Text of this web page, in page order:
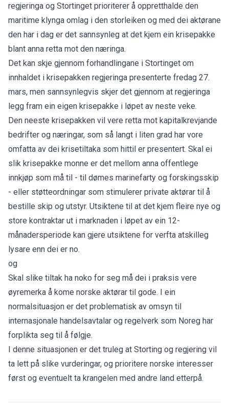
regjeringa og Stortinget prioriterer å oppretthalde den
maritime klynga omlag i den storleiken og med dei aktørane
den har i dag er det sannsynleg at det kjem ein krisepakke
blant anna retta mot den næringa.
Det kan skje gjennom forhandlingane i Stortinget om
innhaldet i krisepakken regjeringa presenterte fredag 27.
mars, men sannsynlegvis skjer det gjennom at regjeringa
legg fram ein eigen krisepakke i løpet av neste veke.
Den neeste krisepakken vil vere retta mot kapitalkrevjande
bedrifter og næringar, som så langt i liten grad har vore
omfatta av dei krisetiltaka som hittil er presentert. Skal ei
slik krisepakke monne er det mellom anna offentlege
innkjøp som må til - til dømes marinefarty og forskingsskip
- eller støtteordningar som stimulerer private aktørar til å
bestille skip og utstyr. Utsiktene til at det kjem fleire nye og
store kontraktar ut i marknaden i løpet av ein 12-
månadersperiode kan gjere utsiktene for verfta atskilleg
lysare enn dei er no.
og
Skal slike tiltak ha noko for seg må dei i praksis vere
øyremerka å kome norske aktørar til gode. I ein
normalsituasjon er det problematisk av omsyn til
internasjonale handelsavtalar og regelverk som Noreg har
forplikta seg til å følgje.
I denne situasjonen er det truleg at Storting og regjering vil
ta lett på slike vurderingar, og prioritere norske interesser
først og eventuelt ta krangelen med andre land etterpå.